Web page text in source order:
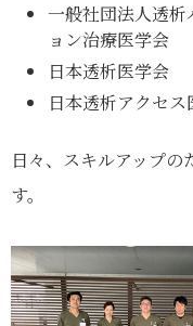
一般社団法人透
ョン治療医学会
日本透析医学会
日本透析アクセス
日々、スキルアップ
す。